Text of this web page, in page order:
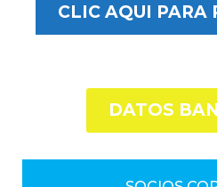
CLIC AQUI PARA
DATOS